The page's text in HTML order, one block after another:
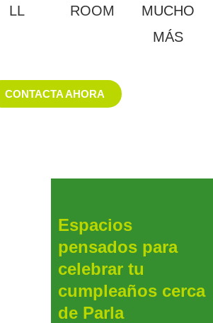
LL
ROOM
MUCHO
MÁS
CONTACTA AHORA
Espacios
pensados para
celebrar tu
cumpleaños cerca
de Parla